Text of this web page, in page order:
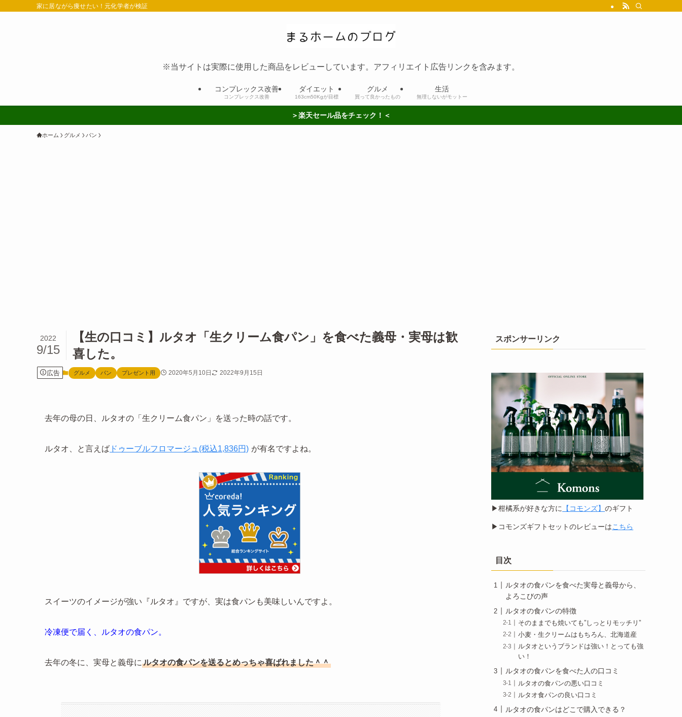
家に居ながら痩せたい！元化学者が検証
コンプレックス改善
コンプレックス改善
ダイエット
163cm50Kgが目標
グルメ
買って良かったもの
生活
無理しないがモットー
※当サイトは実際に使用した商品をレビューしています。アフィリエイト広告リンクを含みます。
＞楽天セール品をチェック！＜
ホーム グルメ パン
【生の口コミ】ルタオ「生クリーム食パン」を食べた義母・実母は歓
喜した。
2022
9/15
広告 グルメ パン プレゼント用 2020年5月10日 2022年9月15日
去年の母の日、ルタオの「生クリーム食パン」を送った時の話です。
ルタオ、と言えば ドゥーブルフロマージュ(税込1,836円) が有名ですよね。
スイーツのイメージが強い『ルタオ』ですが、実は食パンも美味しいんですよ。
冷凍便で届く、ルタオの食パン。
去年の冬に、実母と義母に ルタオの食パンを送るとめっちゃ喜ばれました＾＾
スポンサーリンク
▶︎柑橘系が好きな方に 【コモンズ】 のギフト
▶︎コモンズギフトセットのレビューはこちら
目次
ルタオの食パンを食べた実母と義母から、
よろこびの声
ルタオの食パンの特徴
そのままでも焼いても”しっとりモッチリ”
小麦・生クリームはもちろん、北海道産
ルタオというブランドは強い！とっても強
い！
ルタオの食パンを食べた人の口コミ
ルタオの食パンの悪い口コミ
ルタオ食パンの良い口コミ
ルタオの食パンはどこで購入できる？